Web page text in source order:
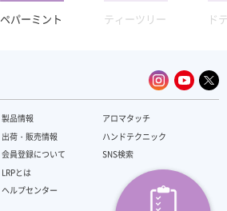
ペパーミント ティーツリー ド
製品情報
出荷・販売情報
会員登録について
LRPとは
ヘルプセンター
アロマタッチ
ハンドテクニック
SNS検索